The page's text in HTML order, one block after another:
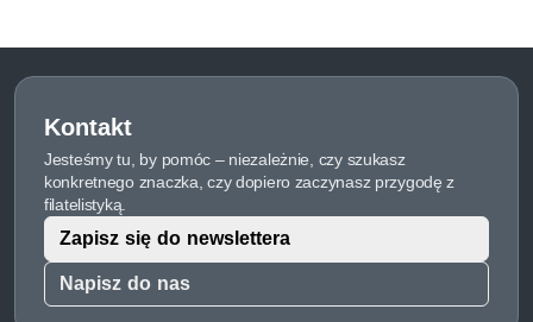
Kontakt
Jesteśmy tu, by pomóc – niezależnie, czy szukasz
konkretnego znaczka, czy dopiero zaczynasz przygodę z
filatelistyką.
Napisz do nas
Zapisz się do newslettera